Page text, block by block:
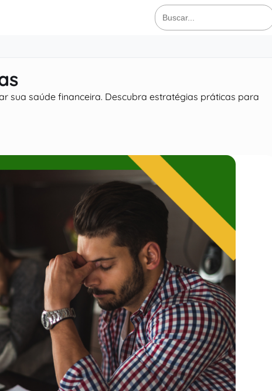
Buscar
por:
sua saúde financeira. Descubra estratégias práticas para